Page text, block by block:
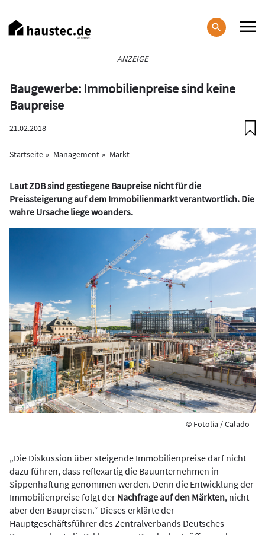
zum
Inhalt
ANZEIGE
Baugewerbe: Immobilienpreise sind keine
Baupreise
21.02.2018
Startseite Management Markt
Laut ZDB sind gestiegene Baupreise nicht für die
Preissteigerung auf dem Immobilienmarkt verantwortlich. Die
wahre Ursache liege woanders.
© Fotolia / Calado
„Die Diskussion über steigende Immobilienpreise darf nicht
dazu führen, dass reflexartig die Bauunternehmen in
Sippenhaftung genommen werden. Denn die Entwicklung der
Immobilienpreise folgt der Nachfrage auf den Märkten, nicht
aber den Baupreisen.“ Dieses erklärte der
Hauptgeschäftsführer des Zentralverbands Deutsches